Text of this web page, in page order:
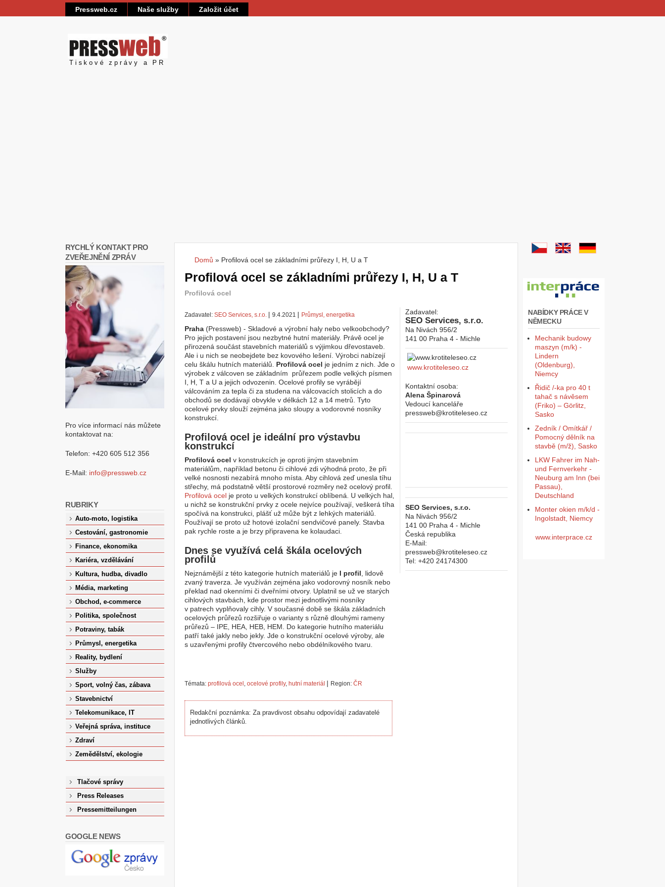
Pressweb.cz Naše služby Založit účet
Pressweb
Tiskové zprávy a PR
Jste zde
Domů » Profilová ocel se základními průřezy I, H, U a T
Profilová ocel se základními průřezy I, H, U a T
Profilová ocel
Zadavatel: SEO Services, s.r.o. | 9.4.2021 | Průmysl, energetika
Praha (Pressweb) - Skladové a výrobní haly nebo velkoobchody?
Pro jejich postavení jsou nezbytné hutní materiály. Právě ocel je
přirozená součást stavebních materiálů s výjimkou dřevostaveb.
Ale i u nich se neobejdete bez kovového lešení. Výrobci nabízejí
celu škálu hutních materiálů. Profilová ocel je jedním z nich. Jde o
výrobek z válcoven se základním průřezem podle velkých písmen
I, H, T a U a jejich odvozenin. Ocelové profily se vyrábějí
válcováním za tepla či za studena na válcovacích stolicích a do
obchodů se dodávají obvykle v délkách 12 a 14 metrů. Tyto
ocelové prvky slouží zejména jako sloupy a vodorovné nosníky
konstrukcí.
Profilová ocel je ideální pro výstavbu
konstrukcí
Profilová ocel v konstrukcích je oproti jiným stavebním
materiálům, například betonu či cihlové zdi výhodná proto, že při
velké nosnosti nezabírá mnoho místa. Aby cihlová zeď unesla tíhu
střechy, má podstatně větší prostorové rozměry než ocelový profil.
Profilová ocel je proto u velkých konstrukcí oblíbená. U velkých hal,
u nichž se konstrukční prvky z ocele nejvíce používají, veškerá tíha
spočívá na konstrukci, plášť už může být z lehkých materiálů.
Používají se proto už hotové izolační sendvičové panely. Stavba
pak rychle roste a je brzy připravena ke kolaudaci.
Dnes se využívá celá škála ocelových
profilů
Nejznámější z této kategorie hutních materiálů je I profil , lidově
zvaný traverza. Je využíván zejména jako vodorovný nosník nebo
překlad nad okenními či dveřními otvory. Uplatnil se už ve starých
cihlových stavbách, kde prostor mezi jednotlivými nosníky
v patrech vyplňovaly cihly. V současné době se škála základních
ocelových průřezů rozšiřuje o varianty s různě dlouhými rameny
průřezů – IPE, HEA, HEB, HEM. Do kategorie hutního materiálu
patří také jakly nebo jekly. Jde o konstrukční ocelové výroby, ale
s uzavřenými profily čtvercového nebo obdélníkového tvaru.
Témata: profilová ocel , ocelové profily, hutní materiál | Region: ČR
Redakční poznámka: Za pravdivost obsahu odpovídají zadavatelé
jednotlivých článků.
Zadavatel:
SEO Services, s.r.o.
Na Nivách 956/2
141 00 Praha 4 - Michle
www.krotiteleseo.cz
Kontaktní osoba:
Alena Špinarová
Vedoucí kanceláře
pressweb@krotiteleseo.cz
SEO Services, s.r.o.
Na Nivách 956/2
141 00 Praha 4 - Michle
Česká republika
E-Mail:
pressweb@krotiteleseo.cz
Tel:+420 24174300
RYCHLÝ KONTAKT PRO
ZVEŘEJNĚNÍ ZPRÁV
Pro více informací nás můžete
kontaktovat na:
Telefon: +420 605 512 356
E-Mail: info@pressweb.cz
RUBRIKY
Auto-moto, logistika
Cestování, gastronomie
Finance, ekonomika
Kariéra, vzdělávání
Kultura, hudba, divadlo
Média, marketing
Obchod, e-commerce
Politika, společnost
Potraviny, tabák
Průmysl, energetika
Reality, bydlení
Služby
Sport, volný čas, zábava
Stavebnictví
Telekomunikace, IT
Veřejná správa, instituce
Zdraví
Zemědělství, ekologie
Tlačové správy
Press Releases
Pressemitteilungen
GOOGLE NEWS
NABÍDKY PRÁCE V
NĚMECKU
Mechanik budowy
maszyn (m/k) -
Lindern
(Oldenburg),
Niemcy
Řidič /-ka pro 40 t
tahač s návěsem
(Friko) – Görlitz,
Sasko
Zedník / Omítkář /
Pomocný dělník na
stavbě (m/ž), Sasko
LKW Fahrer im Nah-
und Fernverkehr -
Neuburg am Inn (bei
Passau),
Deutschland
Monter okien m/k/d -
Ingolstadt, Niemcy
www.interprace.cz